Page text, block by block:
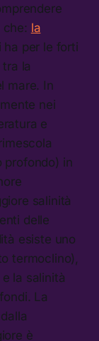
la
ha per le forti
la
mare. In
nei
e
profondo) in
salinità
delle
esiste uno
termoclino),
la salinità
La
è